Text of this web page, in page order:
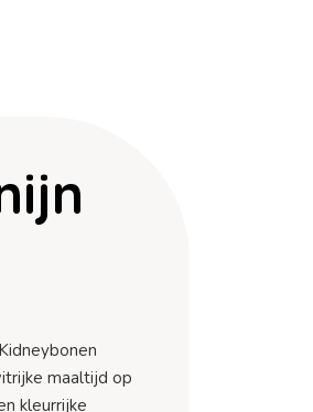
maaltijd op
kleurrijke